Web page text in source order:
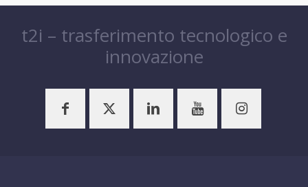
t2i – trasferimento tecnologico e
innovazione